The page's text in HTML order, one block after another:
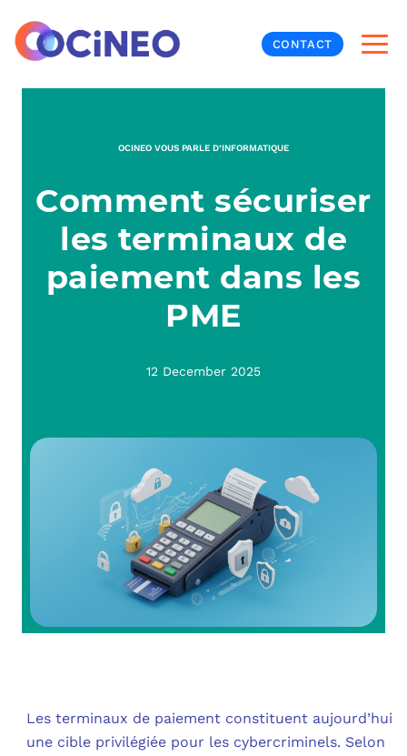
CONTACT
OCINEO VOUS PARLE D’INFORMATIQUE
Comment sécuriser
les terminaux de
paiement dans les
PME
12 December 2025
Les terminaux de paiement constituent aujourd’hui
une cible privilégiée pour les cybercriminels. Selon